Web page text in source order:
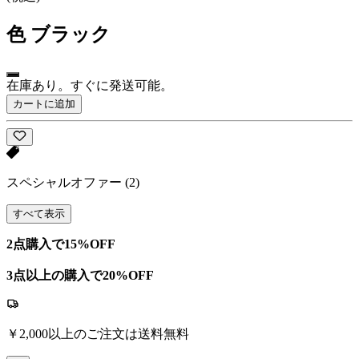
色 ブラック
在庫あり。すぐに発送可能。
カートに追加
スペシャルオファー (2)
すべて表示
2点購入で15%OFF
3点以上の購入で20%OFF
￥2,000以上のご注文は送料無料